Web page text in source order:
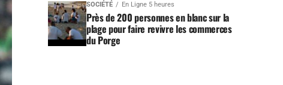
SOCIÉTÉ En Ligne 5 heures
Près de 200 personnes en blanc sur la
plage pour faire revivre les commerces
du Porge